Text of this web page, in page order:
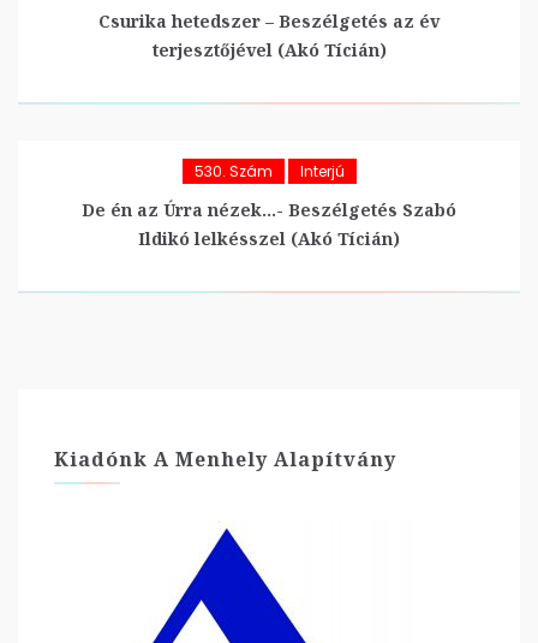
Csurika hetedszer – Beszélgetés az év
terjesztőjével (Akó Tícián)
530. Szám Interjú
De én az Úrra nézek…- Beszélgetés Szabó
Ildikó lelkésszel (Akó Tícián)
Kiadónk A Menhely Alapítvány